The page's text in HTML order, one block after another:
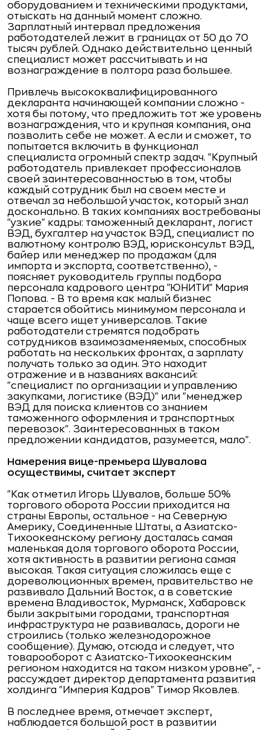
оборудованием и техническими продуктами,
отыскать на данный момент сложно.
Зарплатный интервал предложения
работодателей лежит в границах от 50 до 70
тысяч рублей. Однако действительно ценный
специалист может рассчитывать и на
вознаграждение в полтора раза большее.
Привлечь высококвалифицированного
декларанта начинающей компании сложно -
хотя бы потому, что предложить тот же уровень
вознаграждения, что и крупная компания, она
позволить себе не может. А если и сможет, то
попытается включить в функционал
специалиста огромный спектр задач. "Крупный
работодатель привлекает профессионалов
своей заинтересованностью в том, чтобы
каждый сотрудник был на своем месте и
отвечал за небольшой участок, который знал
досконально. В таких компаниях востребованы
"узкие" кадры: таможенный декларант, логист
ВЭД, бухгалтер на участок ВЭД, специалист по
валютному контролю ВЭД, юрисконсульт ВЭД,
байер или менеджер по продажам (для
импорта и экспорта, соответственно), -
поясняет руководитель группы подбора
персонала кадрового центра "ЮНИТИ" Мария
Попова. - В то время как малый бизнес
старается обойтись минимумом персонала и
чаще всего ищет универсалов. Такие
работодатели стремятся подобрать
сотрудников взаимозаменяемых, способных
работать на нескольких фронтах, а зарплату
получать только за один. Это находит
отражение и в названиях вакансий:
"специалист по организации и управлению
закупками, логистике (ВЭД)" или "менеджер
ВЭД для поиска клиентов со знанием
таможенного оформления и транспортных
перевозок". Заинтересованных в таком
предложении кандидатов, разумеется, мало".
Намерения вице-премьера Шувалова
осуществимы, считает эксперт
"Как отметил Игорь Шувалов, больше 50%
торгового оборота России приходится на
страны Европы, остальное - на Северную
Америку, Соединенные Штаты, а Азиатско-
Тихоокеанскому региону досталась самая
маленькая доля торгового оборота России,
хотя активность в развитии региона самая
высокая. Такая ситуация сложилась еще с
дореволюционных времен, правительство не
развивало Дальний Восток, а в советские
времена Владивосток, Мурманск, Хабаровск
были закрытыми городами, транспортная
инфраструктура не развивалась, дороги не
строились (только железнодорожное
сообщение). Думаю, отсюда и следует, что
товарооборот с Азиатско-Тихоокеанским
регионом находится на таком низком уровне", -
рассуждает директор департамента развития
холдинга "Империя Кадров" Тимор Яковлев.
В последнее время, отмечает эксперт,
наблюдается большой рост в развитии